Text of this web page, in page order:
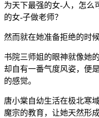
为天下最强的女-人，怎么
的女-子做老师？
然而就在她准备拒绝的时
书院三师姐的眼神就像她
却自有一番气度风姿，便
的感觉。
唐小棠自幼生活在极北寒
魔宗的教育，让她天然形